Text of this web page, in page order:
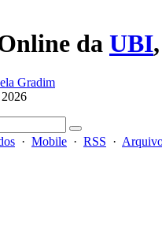
da UBI
Gradim
2026
· Mobile · RSS ·